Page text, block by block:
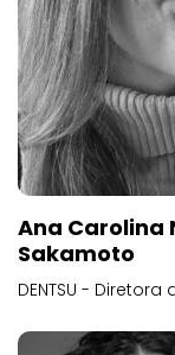
Ana Carolina
Sakamoto
DENTSU -